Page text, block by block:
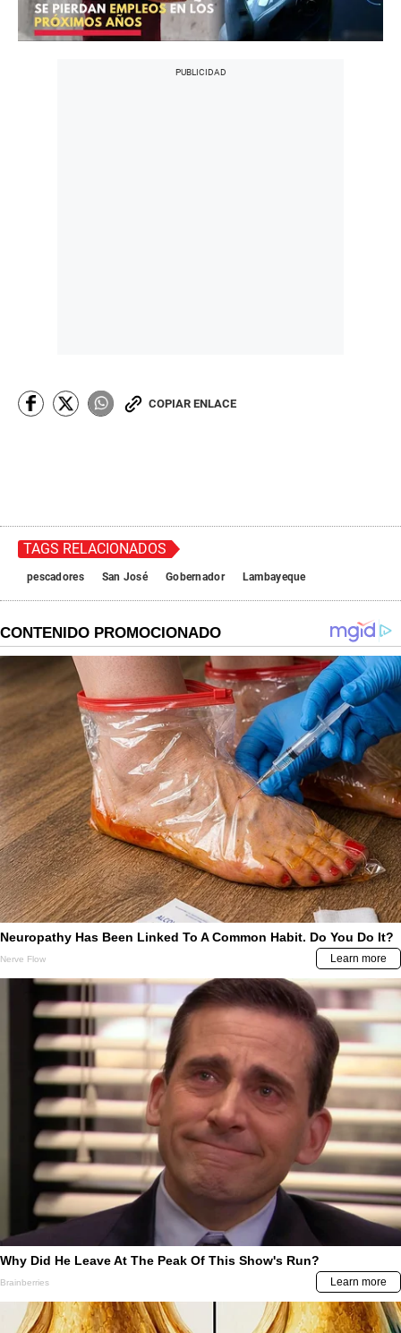
COPIAR ENLACE
TAGS RELACIONADOS
pescadores San José Gobernador Lambayeque